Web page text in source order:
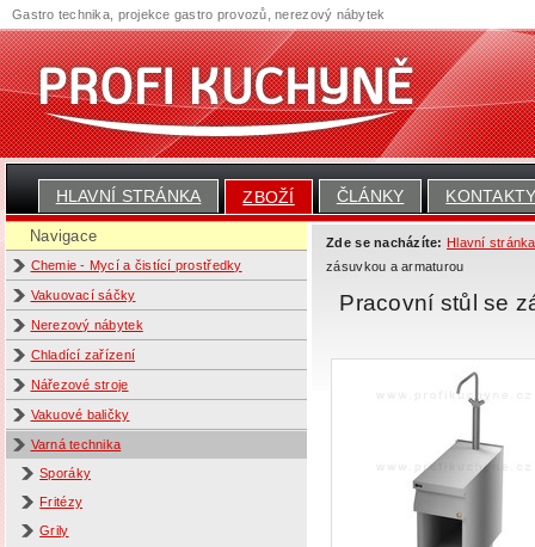
HLAVNÍ STRÁNKA ZBOŽÍ ČLÁNKY
Navigace
Chemie - Mycí a čistící prostředky
Vakuovací sáčky
Nerezový nábytek
Chladící zařízení
Nářezové stroje
Vakuové baličky
Varná technika
Sporáky
Fritézy
Grily
Zde se nacházíte: Hlavní stránka
zásuvkou a armaturou
Pracovní stůl se
Gastro technika, projekce gastro provozů, nerezový nábytek